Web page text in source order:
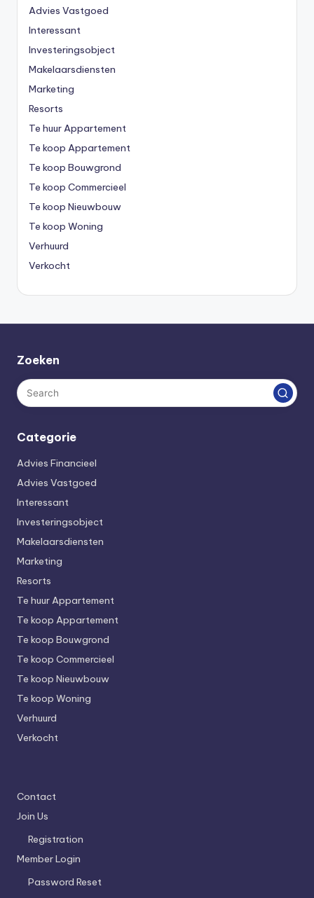
Advies Vastgoed
Interessant
Investeringsobject
Makelaarsdiensten
Marketing
Resorts
Te huur Appartement
Te koop Appartement
Te koop Bouwgrond
Te koop Commercieel
Te koop Nieuwbouw
Te koop Woning
Verhuurd
Verkocht
Zoeken
Categorie
Advies Financieel
Advies Vastgoed
Interessant
Investeringsobject
Makelaarsdiensten
Marketing
Resorts
Te huur Appartement
Te koop Appartement
Te koop Bouwgrond
Te koop Commercieel
Te koop Nieuwbouw
Te koop Woning
Verhuurd
Verkocht
Contact
Join Us
Registration
Member Login
Password Reset